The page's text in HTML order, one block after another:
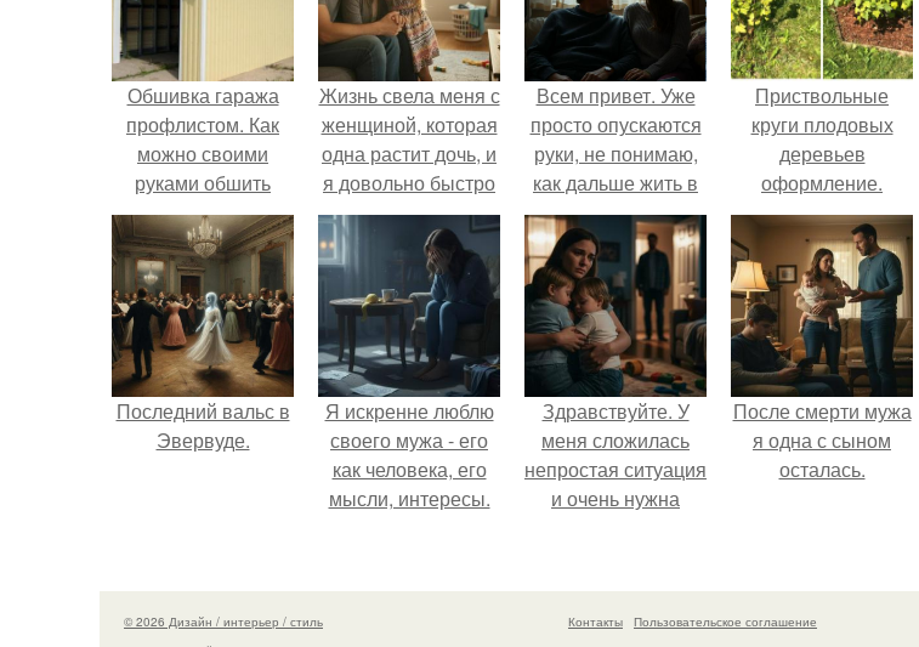
Обшивка гаража
профлистом. Как
можно своими
руками обшить
гараж профлистом
снаружи,
пошаговая
инструкция
Жизнь свела меня с
женщиной, которая
одна растит дочь, и
я довольно быстро
привязался к ним
обеим.
Всем привет. Уже
просто опускаются
руки, не понимаю,
как дальше жить в
этой ситуации.
Приствольные
круги плодовых
деревьев
оформление.
Приствольные
круги для
кустарников своими
руками
Последний вальс в
Эвервуде.
Я искренне люблю
своего мужа - его
как человека, его
мысли, интересы.
Здравствуйте. У
меня сложилась
непростая ситуация
и очень нужна
После смерти мужа
я одна с сыном
осталась.
© 2026 Дизайн / интерьер / стиль Контакты
Пользовательское соглашение